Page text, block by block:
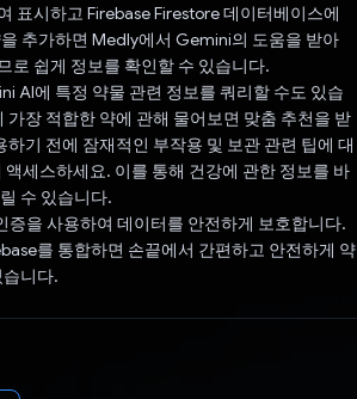
표시하고 Firebase Firestore 데이터베이스에
추가하면 Medly에서 Gemini의 도움을 받아
로 쉽게 정보를 확인할 수 있습니다.
AI에 특정 약물 관련 정보를 쿼리할 수도 있습
가장 적합한 약에 관해 물어보면 맞춤 추천을 받
하기 전에 잠재적인 부작용 및 보관 관련 팁에 대
액세스하세요. 이를 통해 건강에 관한 정보를 바
수 있습니다.
증을 사용하여 데이터를 안전하게 보호합니다.
를 통합하면 손끝에서 간편하고 안전하게 약
니다.